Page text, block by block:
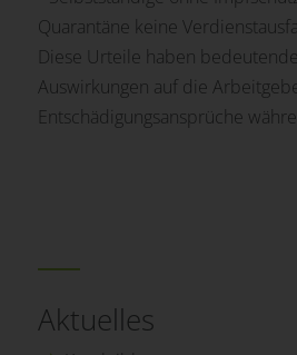
Quarantäne keine
Diese Urteile haben
Auswirkungen auf die
Entschädigungsansprüche
Aktuelles